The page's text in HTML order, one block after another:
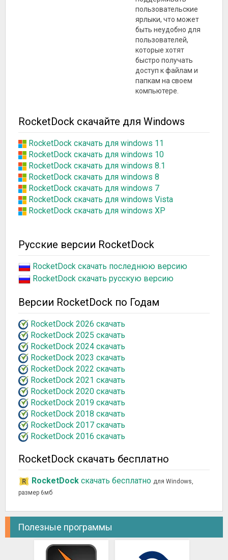
пользовательские
ярлыки, что может
быть неудобно для
пользователей,
которые хотят
быстро получать
доступ к файлам и
папкам на своем
компьютере.
RocketDock скачайте для Windows
RocketDock скачать для windows 11
RocketDock скачать для windows 10
RocketDock скачать для windows 8.1
RocketDock скачать для windows 8
RocketDock скачать для windows 7
RocketDock скачать для windows Vista
RocketDock скачать для windows XP
Русские версии RocketDock
RocketDock скачать последнюю версию
RocketDock скачать русскую версию
Версии RocketDock по Годам
RocketDock 2026 скачать
RocketDock 2025 скачать
RocketDock 2024 скачать
RocketDock 2023 скачать
RocketDock 2022 скачать
RocketDock 2021 скачать
RocketDock 2020 скачать
RocketDock 2019 скачать
RocketDock 2018 скачать
RocketDock 2017 скачать
RocketDock 2016 скачать
RocketDock скачать бесплатно
RocketDock скачать бесплатно для Windows,
размер 6мб
Полезные программы